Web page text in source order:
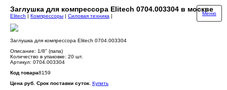
Заглушка для компрессора Elitech 0704.003304 в москве
Меню
Elitech | Компрессоры | Силовая техника |
Заглушка для компрессора Elitech 0704.003304
Описание: 1/8" (папа)
Количество в упаковке: 20 шт.
Артикул: 0704.003304
Код товара8159
Цена руб. Срок поставки суток. Купить